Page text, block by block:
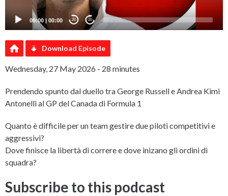
00:00 | 00:00 20 20
Download Episode
Wednesday, 27 May 2026 - 28 minutes
Prendendo spunto dal duello tra George Russell e Andrea Kimi
Antonelli al GP del Canada di Formula 1
Quanto è difficile per un team gestire due piloti competitivi e
aggressivi?
Dove finisce la libertà di correre e dove inizano gli ordini di
squadra?
Subscribe to this podcast